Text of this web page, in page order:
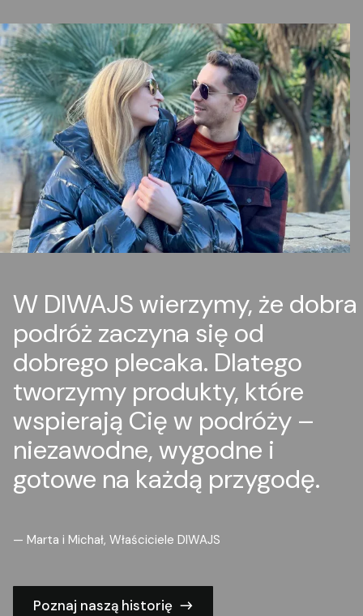
W DIWAJS wierzymy, że dobra
podróż zaczyna się od
dobrego plecaka. Dlatego
tworzymy produkty, które
wspierają Cię w podróży –
niezawodne, wygodne i
gotowe na każdą przygodę.
— Marta i Michał, Właściciele DIWAJS
Poznaj naszą historię